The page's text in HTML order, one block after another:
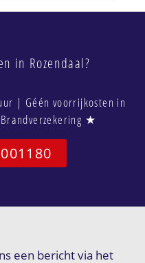
in Rozendaal?
| Géén voorrijkosten in
★
een bericht via het